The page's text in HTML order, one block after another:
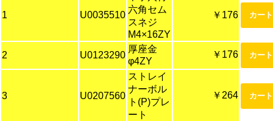
1 U0035510
六角セム
スネジ
M4×16ZY
￥176
2 U0123290
厚座金
φ4ZY
￥176
3 U0207560
ストレイ
ナーボル
ト(P)プレ
ート
￥264